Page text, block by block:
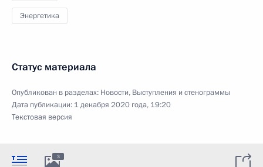
Энергетика
Статус материала
Опубликован в разделах: Новости, Выступления и стенограммы
Дата публикации: 1 декабря 2020 года, 19:20
Текстовая версия
3